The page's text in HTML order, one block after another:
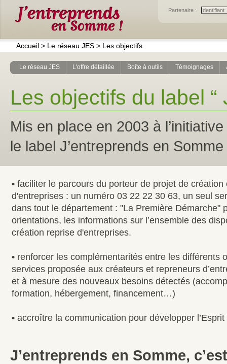
Partenaire :
Accueil > Le réseau JES > Les objectifs
Le réseau JES L'offre détaillée Boîte à outils Témoignages
Les objectifs du label “
Mis en place en 2003 à
le label J’entreprends en
• faciliter le parcours du porteur de projet de création
d'entreprises : un numéro 03 22 22 30 63, un seul
dans tout le département : "La Première Démarche"
orientations, les informations sur l’ensemble des
création reprise d'entreprises.
• renforcer les complémentarités entre les différents
services proposée aux créateurs et repreneurs
et à mesure des nouveaux besoins détectés
formation, hébergement, financement…)
• accroître la communication pour développer l’Esprit
J’entreprends en Somme,